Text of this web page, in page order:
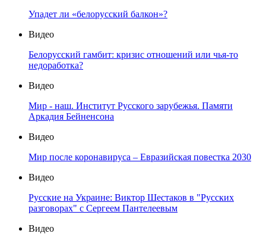
Упадет ли «белорусский балкон»?
Видео
Белорусский гамбит: кризис отношений или чья-то
недоработка?
Видео
Мир - наш. Институт Русского зарубежья. Памяти
Аркадия Бейненсона
Видео
Мир после коронавируса – Евразийская повестка 2030
Видео
Русские на Украине: Виктор Шестаков в "Русских
разговорах" с Сергеем Пантелеевым
Видео